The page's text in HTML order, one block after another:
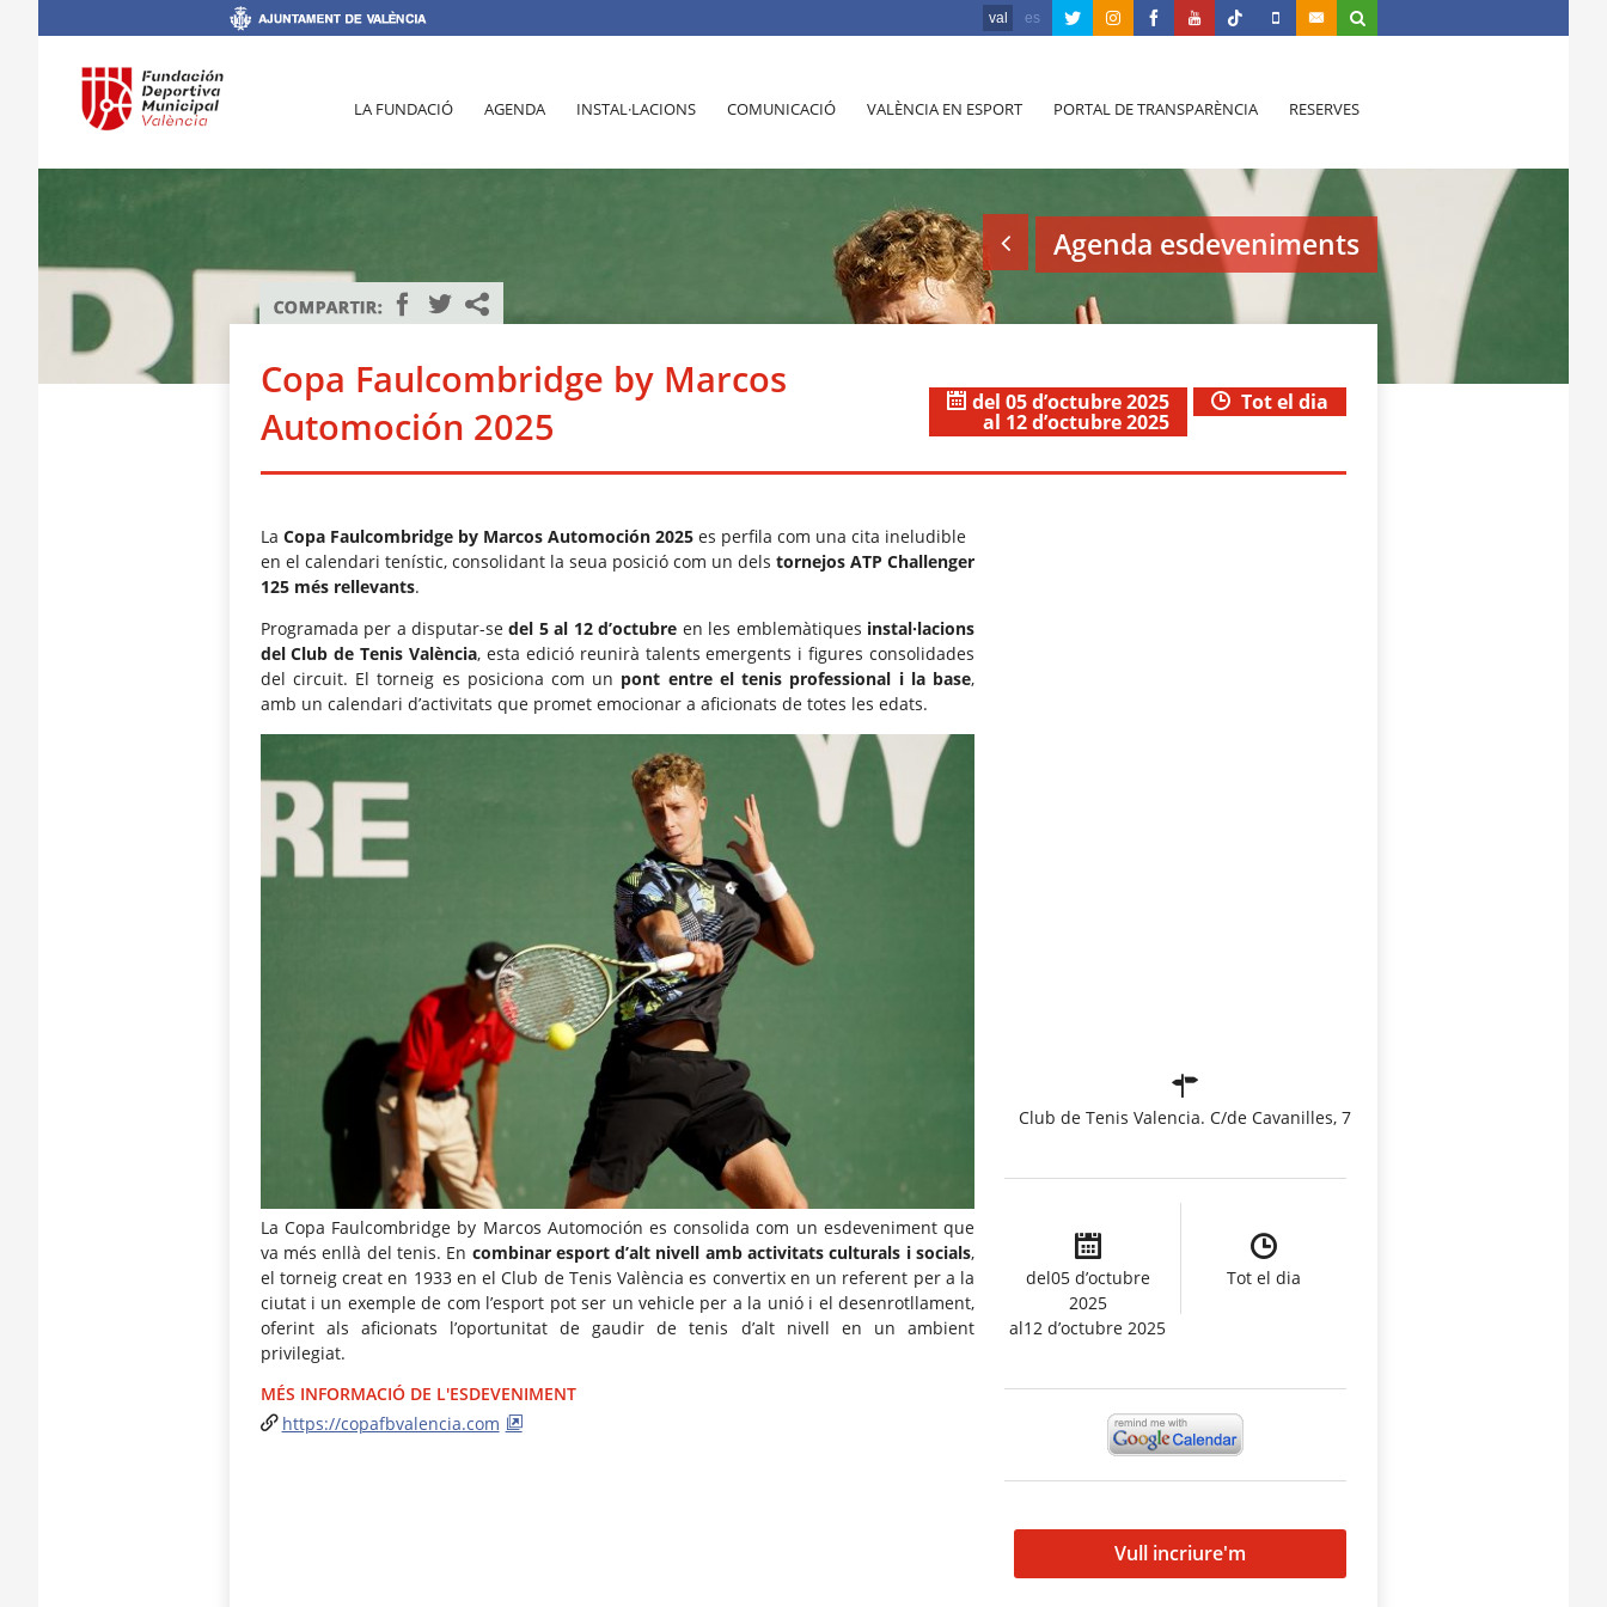
val es
LA FUNDACIÓ AGENDA INSTAL·LACIONS COMUNICACIÓ VALÈNCIA EN ESPORT PORTAL DE TRANSPARÈNCIA RESERVES
Agenda esdeveniments
Copa Faulcombridge by Marcos
Automoción 2025
Tot el dia
del 05 d’octubre 2025
al 12 d’octubre 2025
La Copa Faulcombridge by Marcos Automoción 2025es perfila com una cita ineludible
en el calendari tenístic, consolidant la seua posició com un dels tornejos ATP Challenger
125 més rellevants.
Programada per a disputar-sedel 5 al 12 d’octubre en les emblemàtiques instal·lacions
del Club de Tenis València, esta edició reunirà talents emergents i figures consolidades
del circuit. El torneig es posiciona com un pont entre el tenis professional i la base,
amb un calendari d’activitats que promet emocionar a aficionats de totes les edats.
La Copa Faulcombridge by Marcos Automoción es consolida com un esdeveniment que
va més enllà del tenis. En combinar esport d’alt nivell amb activitats culturals i socials,
el torneig creat en 1933 en el Club de Tenis València es convertix en un referent per a la
ciutat i un exemple de com l’esport pot ser un vehicle per a la unió i el desenrotllament,
oferint als aficionats l’oportunitat de gaudir de tenis d’alt nivell en un ambient
privilegiat.
MÉS INFORMACIÓ DE L'ESDEVENIMENT
https://copafbvalencia.com
Club de Tenis Valencia. C/de Cavanilles, 7
del05 d’octubre
2025
al12 d’octubre 2025
Tot el dia
Vull incriure'm